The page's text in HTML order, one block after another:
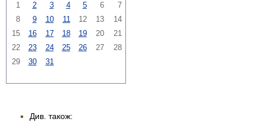
1
2 3 4 5 6
7
8
9 10 11 12 13
14
15
16 17 18 19 20
21
22
23 24 25 26 27
28
29
30 31
Див. також: